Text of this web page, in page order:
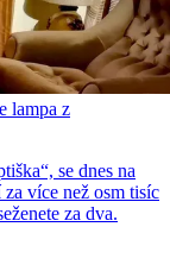
lampa z
se dnes na
více než osm tisíc
za dva.